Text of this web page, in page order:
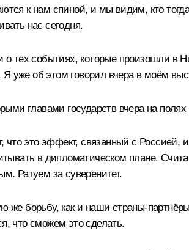
к нам спиной, и мы видим, кто
нас сегодня.
тех событиях, которые произошли в
Я уже об этом говорил вчера в моём
главами государств вчера на
что это эффект, связанный с
в дипломатическом плане.
Ратуем за суверенитет.
борьбу, как и наши страны-
что сможем это сделать.